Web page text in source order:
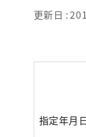
更新日
指定年月